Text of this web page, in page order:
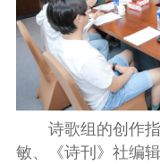
诗歌组的创作指
敏、《诗刊》社编